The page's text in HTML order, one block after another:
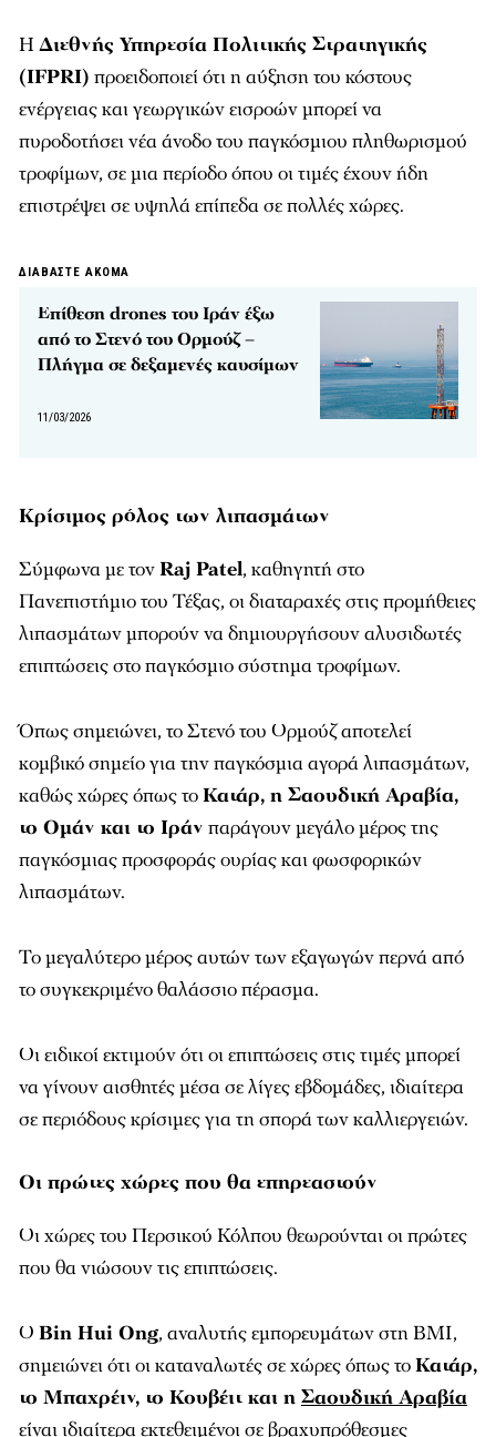
ΗΔιεθνής Υπηρεσία Πολιτικής Στρατηγικής
(IFPRI) προειδοποιεί ότι η αύξηση του κόστους
ενέργειας και γεωργικών εισροών μπορεί να
πυροδοτήσει νέα άνοδο του παγκόσμιου πληθωρισμού
τροφίμων, σε μια περίοδο όπου οι τιμές έχουν ήδη
επιστρέψει σε υψηλά επίπεδα σε πολλές χώρες.
ΔΙΑΒΑΣΤΕ ΑΚΟΜΑ
Επίθεση drones του Ιράν έξω
από το Στενό του Ορμούζ –
Πλήγμα σε δεξαμενές καυσίμων
11/03/2026
Κρίσιμος ρόλος των λιπασμάτων
Σύμφωνα με τον Raj Patel, καθηγητή στο
Πανεπιστήμιο του Τέξας, οι διαταραχές στις προμήθειες
λιπασμάτων μπορούν να δημιουργήσουν αλυσιδωτές
επιπτώσεις στο παγκόσμιο σύστημα τροφίμων.
Όπως σημειώνει, το Στενό του Ορμούζ αποτελεί
κομβικό σημείο για την παγκόσμια αγορά λιπασμάτων,
καθώς χώρες όπως τοΚατάρ, η Σαουδική Αραβία,
το Ομάν και το Ιράν παράγουν μεγάλο μέρος της
παγκόσμιας προσφοράς ουρίας και φωσφορικών
λιπασμάτων.
Το μεγαλύτερο μέρος αυτών των εξαγωγών περνά από
το συγκεκριμένο θαλάσσιο πέρασμα.
Οι ειδικοί εκτιμούν ότι οι επιπτώσεις στις τιμές μπορεί
να γίνουν αισθητές μέσα σε λίγες εβδομάδες, ιδιαίτερα
σε περιόδους κρίσιμες για τη σπορά των καλλιεργειών.
Οι πρώτες χώρες που θα επηρεαστούν
Οι χώρες του Περσικού Κόλπου θεωρούνται οι πρώτες
που θα νιώσουν τις επιπτώσεις.
Ο Bin Hui Ong, αναλυτής εμπορευμάτων στη BMI,
σημειώνει ότι οι καταναλωτές σε χώρες όπως τοΚατάρ,
το Μπαχρέιν, το Κουβέιτ και η Σαουδική Αραβία
είναι ιδιαίτερα εκτεθειμένοι σε βραχυπρόθεσμες